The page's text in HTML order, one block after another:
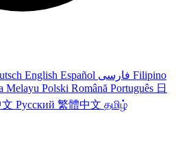
English Español
Filipino
Melayu Polski Română Português 日
Русский 繁體中文 தமிழ்